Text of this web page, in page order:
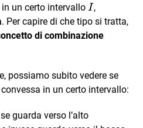
in un certo intervallo I
I,
. Per capire di che tipo si tratta,
di combinazione
possiamo subito vedere se
in un certo intervallo:
guarda verso l’alto